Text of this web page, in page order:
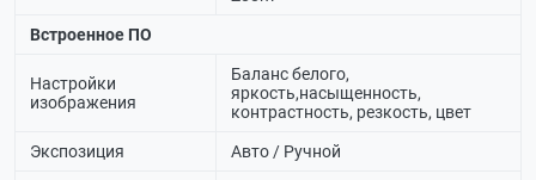
Встроенное ПО
Настройки
изображения
Баланс белого,
яркость,насыщенность,
контрастность, резкость, цвет
Экспозиция Авто / Ручной